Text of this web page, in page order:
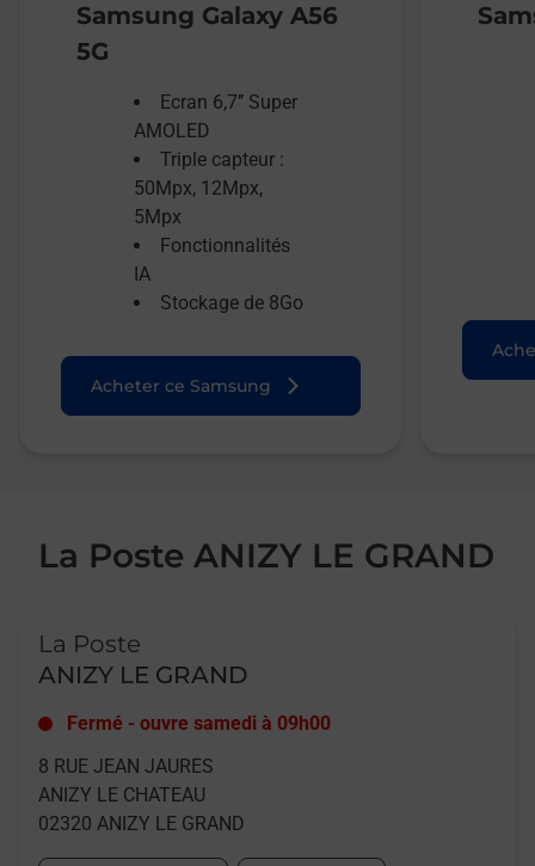
Samsung Galaxy A56
5G
Ecran 6,7’’ Super
AMOLED
Triple capteur :
50Mpx, 12Mpx,
5Mpx
Fonctionnalités
IA
Stockage de 8Go
Acheter ce Samsung
La Poste ANIZY LE GRAND
La Poste
ANIZY LE GRAND
Fermé - ouvre samedi à 09h00
8 RUE JEAN JAURES
ANIZY LE CHATEAU
02320 ANIZY LE GRAND